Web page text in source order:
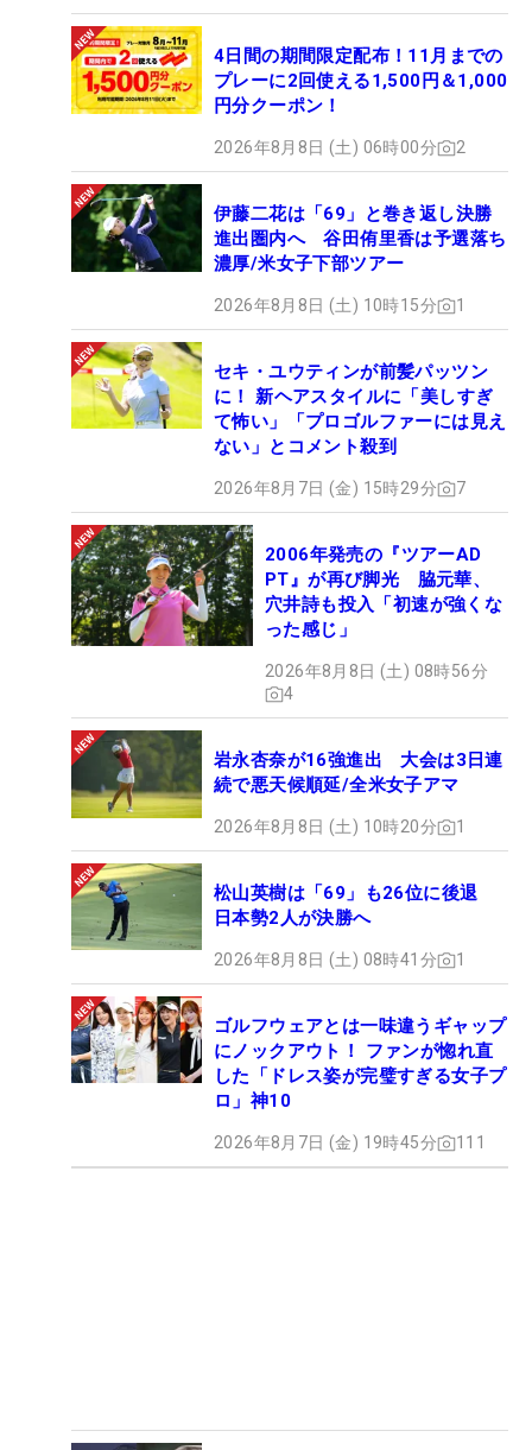
4日間の期間限定配布！11月までの
プレーに2回使える1,500円＆1,000
円分クーポン！
2026年8月8日 (土) 06時00分 2
伊藤二花は「69」と巻き返し決勝
進出圏内へ 谷田侑里香は予選落ち
濃厚/米女子下部ツアー
2026年8月8日 (土) 10時15分 1
セキ・ユウティンが前髪パッツン
に！ 新ヘアスタイルに「美しすぎ
て怖い」「プロゴルファーには見え
ない」とコメント殺到
2026年8月7日 (金) 15時29分 7
2006年発売の『ツアーAD
PT』が再び脚光 脇元華、
穴井詩も投入「初速が強くな
った感じ」
2026年8月8日 (土) 08時56分
4
岩永杏奈が16強進出 大会は3日連
続で悪天候順延/全米女子アマ
2026年8月8日 (土) 10時20分 1
松山英樹は「69」も26位に後退
日本勢2人が決勝へ
2026年8月8日 (土) 08時41分 1
ゴルフウェアとは一味違うギャップ
にノックアウト！ ファンが惚れ直
した「ドレス姿が完璧すぎる女子プ
ロ」神10
2026年8月7日 (金) 19時45分 111